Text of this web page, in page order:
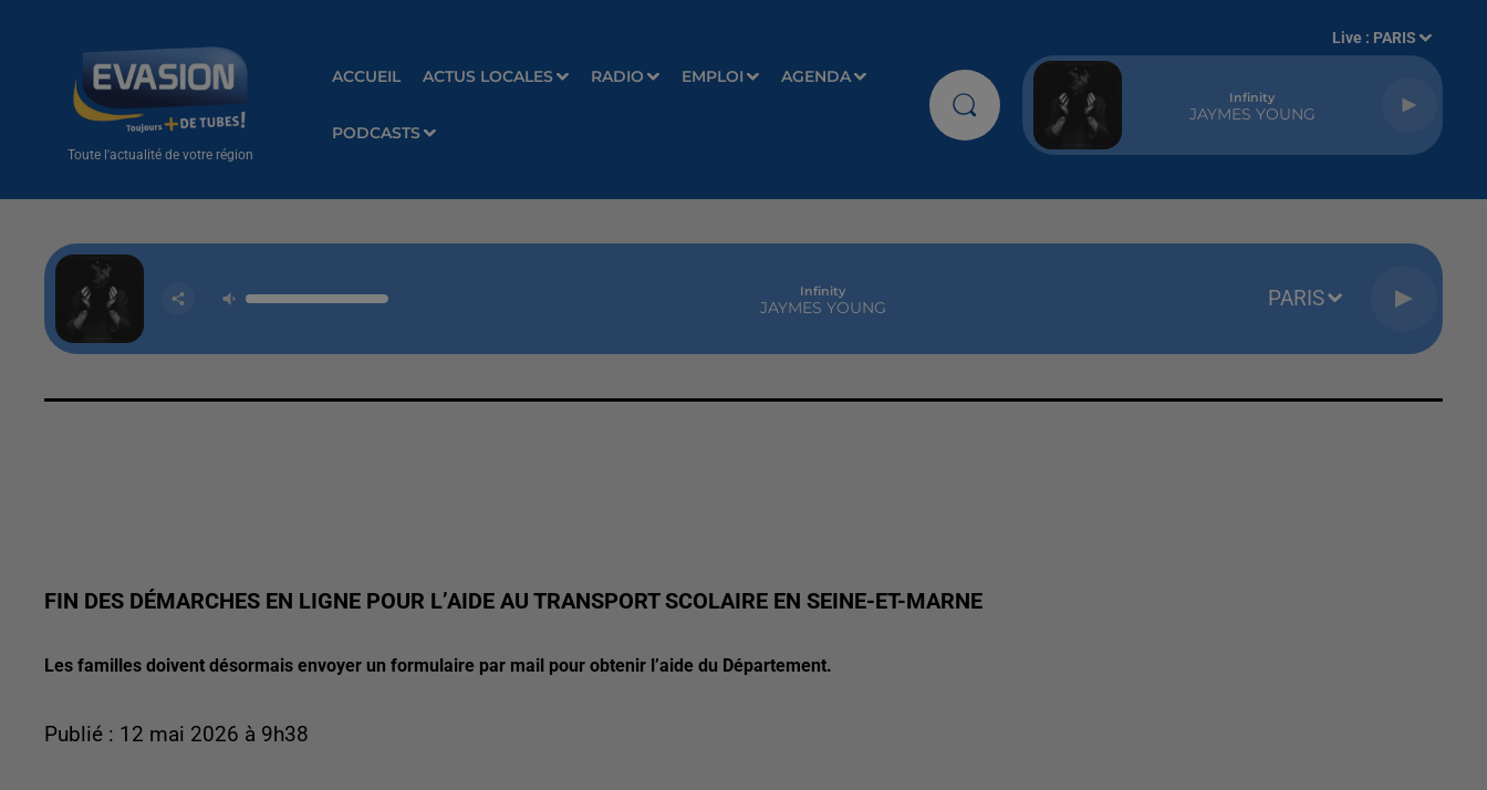
Toute l'actualité de votre région
ACCUEIL ACTUS LOCALES RADIO EMPLOI AGENDA
PODCASTS
Live : PARIS
Infinity
JAYMES YOUNG
Infinity
JAYMES YOUNG PARIS
FIN DES DÉMARCHES EN LIGNE POUR L’AIDE AU TRANSPORT SCOLAIRE EN SEINE-ET-MARNE
Les familles doivent désormais envoyer un formulaire par mail pour obtenir l’aide du Département.
Publié : 12 mai 2026 à 9h38